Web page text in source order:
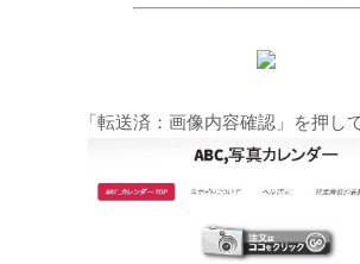
「転送済：画像内容確認」を押し